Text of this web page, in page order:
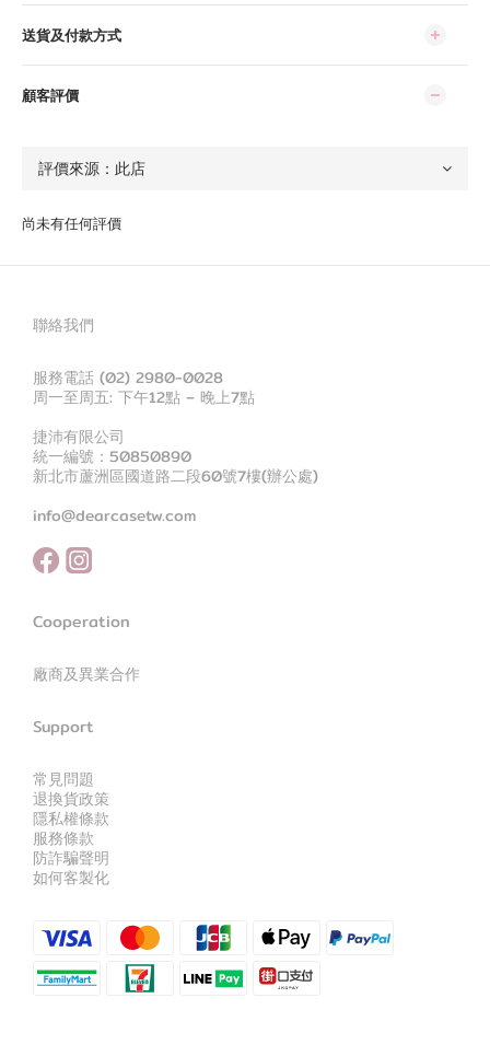
送貨及付款方式
顧客評價
尚未有任何評價
聯絡我們
服務電話 (02) 2980-0028
周一至周五: 下午12點 – 晚上7點
捷沛有限公司
統一編號：50850890
新北市蘆洲區國道路二段60號7樓(辦公處)
info@dearcasetw.com
Cooperation
廠商及異業合作
Support
常見問題
退換貨政策
隱私權條款
服務條款
防詐騙聲明
如何客製化